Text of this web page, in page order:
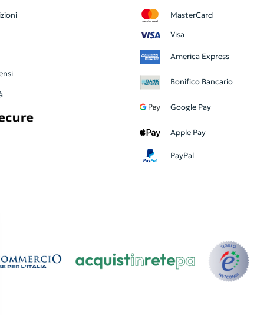
MasterCard
Visa
America Express
Bonifico Bancario
Google Pay
Apple Pay
PayPal